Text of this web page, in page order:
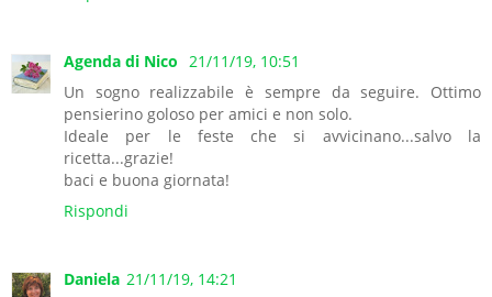
Agenda di Nico 21/11/19, 10:51
Un sogno realizzabile è sempre da seguire. Ottimo
pensierino goloso per amici e non solo.
Ideale per le feste che si avvicinano...salvo la
ricetta...grazie!
baci e buona giornata!
Rispondi
Daniela 21/11/19, 14:21